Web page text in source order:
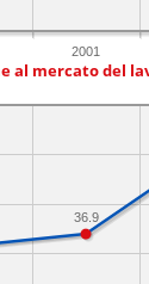
2001
al mercato del
36.9